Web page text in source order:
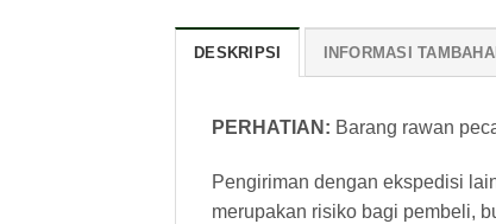
DESKRIPSI INFORMASI
PERHATIAN: Barang rawan
Pengiriman dengan ekspedisi
merupakan risiko bagi pembeli,